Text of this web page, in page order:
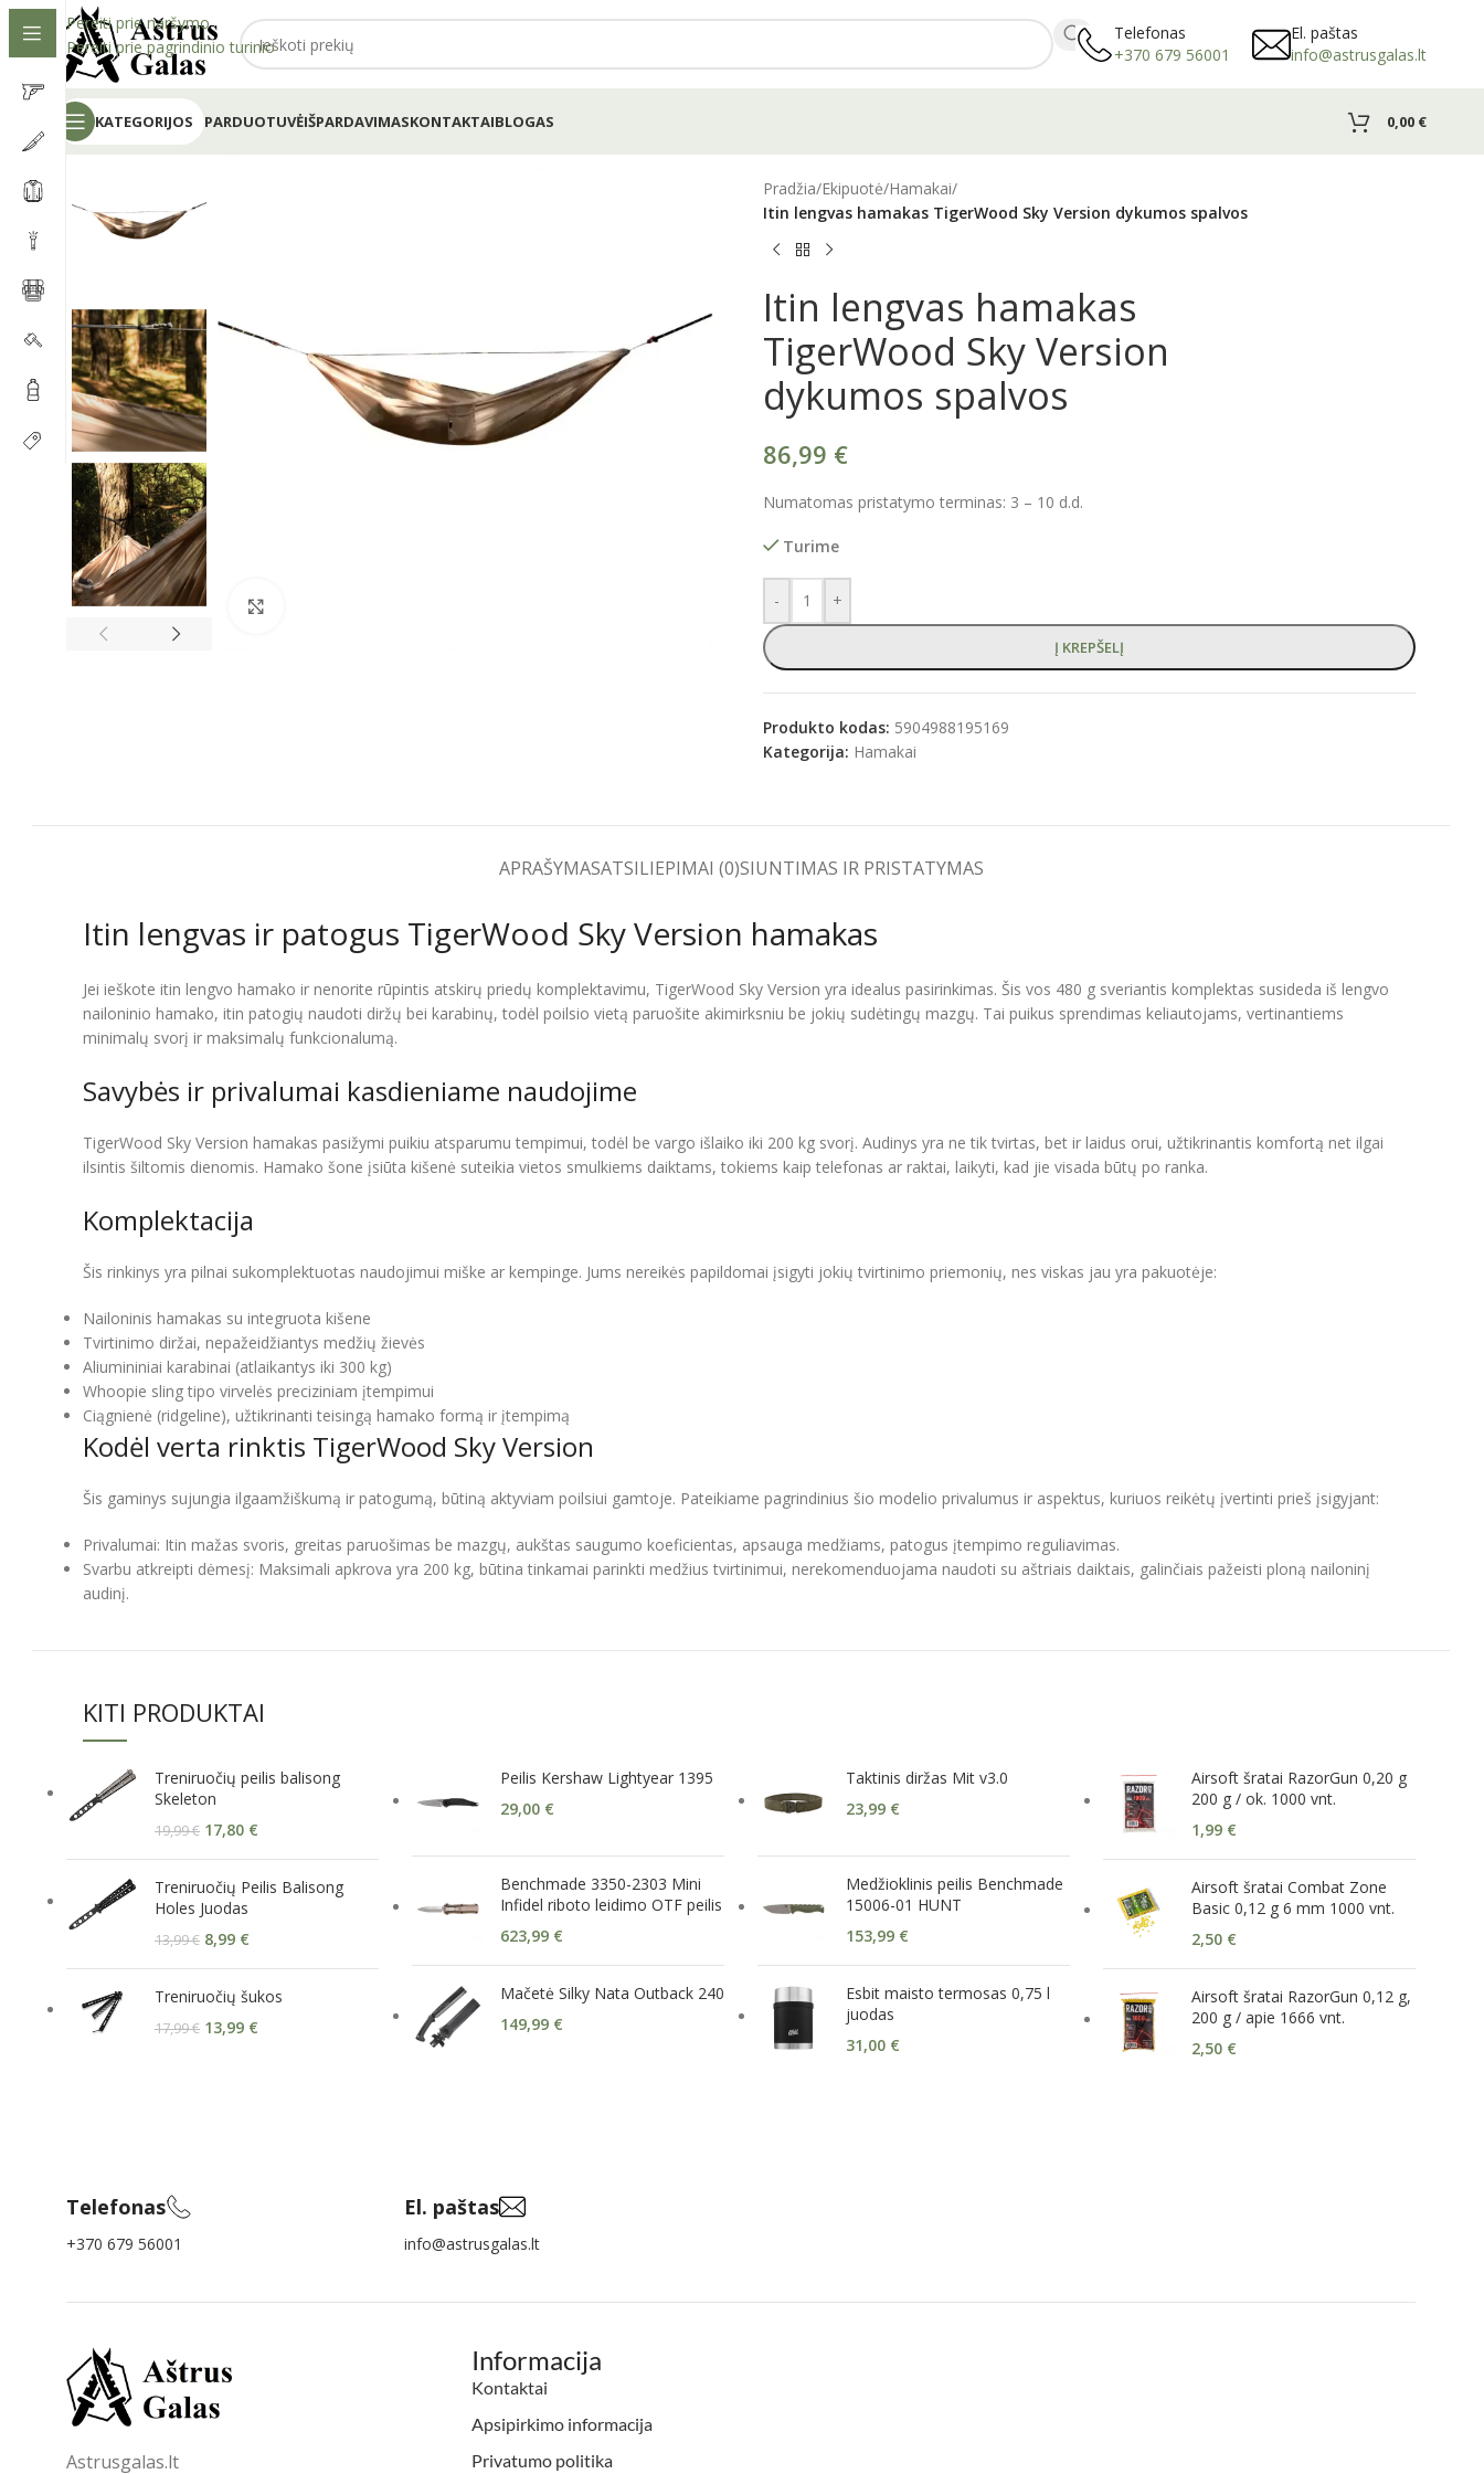
Pereiti prie naršymo
Pereiti prie pagrindinio turinio
Telefonas
+370 679 56001
El. paštas
info@astrusgalas.lt
KATEGORIJOS PARDUOTUVĖIŠPARDAVIMASKONTAKTAIBLOGAS 0,00 €
Pradžia/Ekipuotė/Hamakai/
Itin lengvas hamakas TigerWood Sky Version dykumos spalvos
Itin lengvas hamakas
TigerWood Sky Version
dykumos spalvos
86,99 €
Numatomas pristatymo terminas: 3 – 10 d.d.
Turime
- +
Į KREPŠELĮ
Produkto kodas: 5904988195169
Kategorija: Hamakai
APRAŠYMASATSILIEPIMAI (0)SIUNTIMAS IR PRISTATYMAS
Itin lengvas ir patogus TigerWood Sky Version hamakas
Jei ieškote itin lengvo hamako ir nenorite rūpintis atskirų priedų komplektavimu, TigerWood Sky Version yra idealus pasirinkimas. Šis vos 480 g sveriantis komplektas susideda iš lengvo
nailoninio hamako, itin patogių naudoti diržų bei karabinų, todėl poilsio vietą paruošite akimirksniu be jokių sudėtingų mazgų. Tai puikus sprendimas keliautojams, vertinantiems
minimalų svorį ir maksimalų funkcionalumą.
Savybės ir privalumai kasdieniame naudojime
TigerWood Sky Version hamakas pasižymi puikiu atsparumu tempimui, todėl be vargo išlaiko iki 200 kg svorį. Audinys yra ne tik tvirtas, bet ir laidus orui, užtikrinantis komfortą net ilgai
ilsintis šiltomis dienomis. Hamako šone įsiūta kišenė suteikia vietos smulkiems daiktams, tokiems kaip telefonas ar raktai, laikyti, kad jie visada būtų po ranka.
Komplektacija
Šis rinkinys yra pilnai sukomplektuotas naudojimui miške ar kempinge. Jums nereikės papildomai įsigyti jokių tvirtinimo priemonių, nes viskas jau yra pakuotėje:
Nailoninis hamakas su integruota kišene
Tvirtinimo diržai, nepažeidžiantys medžių žievės
Aliumininiai karabinai (atlaikantys iki 300 kg)
Whoopie sling tipo virvelės preciziniam įtempimui
Ciągnienė (ridgeline), užtikrinanti teisingą hamako formą ir įtempimą
Kodėl verta rinktis TigerWood Sky Version
Šis gaminys sujungia ilgaamžiškumą ir patogumą, būtiną aktyviam poilsiui gamtoje. Pateikiame pagrindinius šio modelio privalumus ir aspektus, kuriuos reikėtų įvertinti prieš įsigyjant:
Privalumai: Itin mažas svoris, greitas paruošimas be mazgų, aukštas saugumo koeficientas, apsauga medžiams, patogus įtempimo reguliavimas.
Svarbu atkreipti dėmesį: Maksimali apkrova yra 200 kg, būtina tinkamai parinkti medžius tvirtinimui, nerekomenduojama naudoti su aštriais daiktais, galinčiais pažeisti ploną nailoninį
audinį.
KITI PRODUKTAI
Treniruočių peilis balisong
Skeleton
19,99€ 17,80 €
Treniruočių Peilis Balisong
Holes Juodas
13,99€ 8,99 €
Treniruočių šukos
17,99€ 13,99 €
Peilis Kershaw Lightyear 1395
29,00 €
Benchmade 3350-2303 Mini
Infidel riboto leidimo OTF peilis
623,99 €
Mačetė Silky Nata Outback 240
149,99 €
Taktinis diržas Mit v3.0
23,99 €
Medžioklinis peilis Benchmade
15006-01 HUNT
153,99 €
Esbit maisto termosas 0,75 l
juodas
31,00 €
Airsoft šratai RazorGun 0,20 g
200 g / ok. 1000 vnt.
1,99 €
Airsoft šratai Combat Zone
Basic 0,12 g 6 mm 1000 vnt.
2,50 €
Airsoft šratai RazorGun 0,12 g,
200 g / apie 1666 vnt.
2,50 €
Telefonas
+370 679 56001
El. paštas
info@astrusgalas.lt
Astrusgalas.lt
Informacija
Kontaktai
Apsipirkimo informacija
Privatumo politika